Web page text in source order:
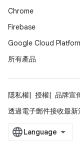
Chrome
Firebase
Google Cloud
所有產品
隱私權 授權 品牌宣
透過電子郵件接收最